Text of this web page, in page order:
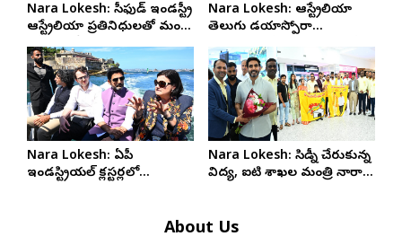
Nara Lokesh: సీఫుడ్ ఇండస్ట్రీ
ఆస్ట్రేలియా ప్రతినిధులతో మంత్రి
లోకేష్ భేటీ
Nara Lokesh: ఆస్ట్రేలియా
తెలుగు డయాస్పోరా
సమావేశంలో మంత్రి నారా లోకేష్
Nara Lokesh: ఏపీ
ఇండస్ట్రియల్ క్లస్టర్లలో
Nara Lokesh: సిడ్నీ చేరుకున్న
విద్య, ఐటి శాఖల మంత్రి నారా
About Us